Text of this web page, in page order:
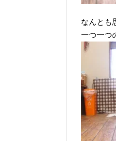
なんとも
一つ一つ